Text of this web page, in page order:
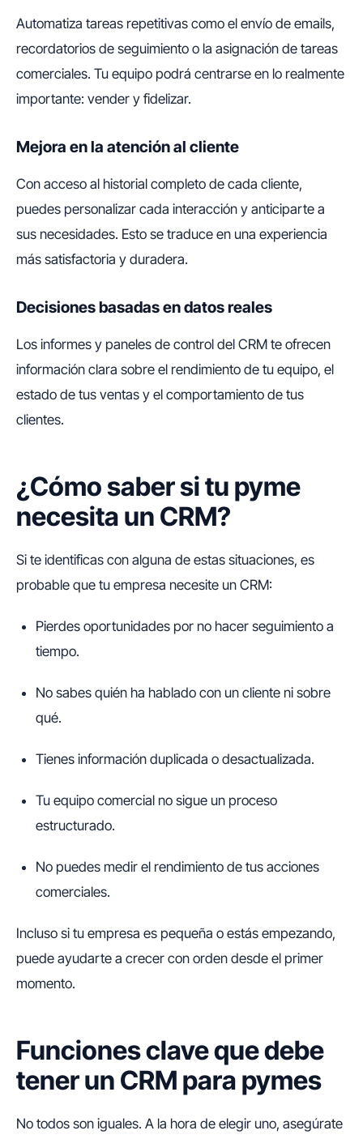
Automatiza tareas repetitivas como el envío de emails,
recordatorios de seguimiento o la asignación de tareas
comerciales. Tu equipo podrá centrarse en lo realmente
importante: vender y fidelizar.
Mejora en la atención al cliente
Con acceso al historial completo de cada cliente,
puedes personalizar cada interacción y anticiparte a
sus necesidades. Esto se traduce en una experiencia
más satisfactoria y duradera.
Decisiones basadas en datos reales
Los informes y paneles de control del CRM te ofrecen
información clara sobre el rendimiento de tu equipo, el
estado de tus ventas y el comportamiento de tus
clientes.
¿Cómo saber si tu pyme
necesita un CRM?
Si te identificas con alguna de estas situaciones, es
probable que tu empresa necesite un CRM:
Pierdes oportunidades por no hacer seguimiento a
tiempo.
No sabes quién ha hablado con un cliente ni sobre
qué.
Tienes información duplicada o desactualizada.
Tu equipo comercial no sigue un proceso
estructurado.
No puedes medir el rendimiento de tus acciones
comerciales.
Incluso si tu empresa es pequeña o estás empezando,
puede ayudarte a crecer con orden desde el primer
momento.
Funciones clave que debe
tener un CRM para pymes
No todos son iguales. A la hora de elegir uno, asegúrate